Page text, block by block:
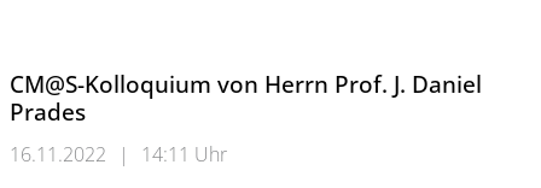
CM@S-Kolloquium von Herrn Prof. J. Daniel
Prades
16.11.2022 |
14:11 Uhr